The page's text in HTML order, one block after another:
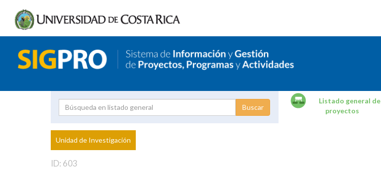
Proyecto
Investigador
Listado general de
proyectos
Unidad de Investigación
ID: 603